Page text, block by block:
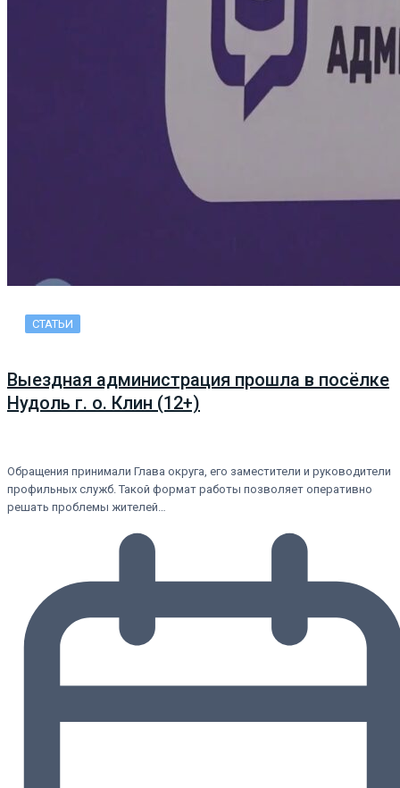
СТАТЬИ
Выездная администрация прошла в посёлке
Нудоль г. о. Клин (12+)
Обращения принимали Глава округа, его заместители и руководители
профильных служб. Такой формат работы позволяет оперативно
решать проблемы жителей…